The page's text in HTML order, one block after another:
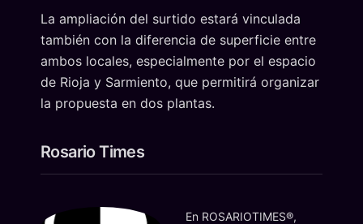
La ampliación del surtido estará vinculada
también con la diferencia de superficie entre
ambos locales, especialmente por el espacio
de Rioja y Sarmiento, que permitirá organizar
la propuesta en dos plantas.
Rosario Times
En ROSARIOTIMES®,